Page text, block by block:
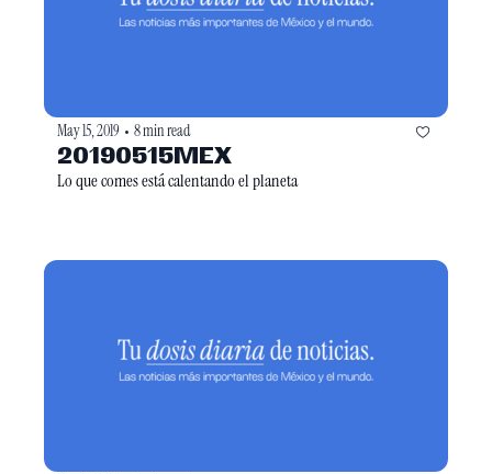
May 15, 2019 • 8 min read
20190515MEX
Lo que comes está calentando el planeta